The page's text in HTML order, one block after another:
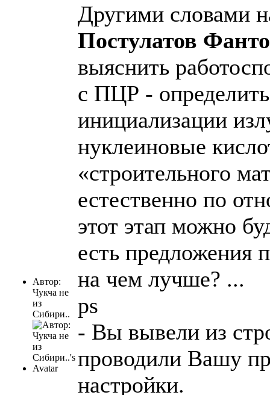
Автор:
Чукча не
из
Сибири..
Другими словами
Постулатов
выяснить
с ПЦР -
инициализации
нуклеиновые
«строительного
естественно по
этот этап можно
есть предложения
на чем лучше? ...
ps
- Вы вывели из
проводили Вашу
настройки.